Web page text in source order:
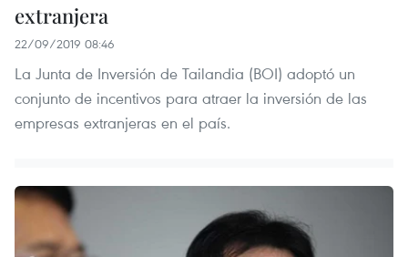
extranjera
22/09/2019 08:46
La Junta de Inversión de Tailandia (BOI) adoptó un
conjunto de incentivos para atraer la inversión de las
empresas extranjeras en el país.